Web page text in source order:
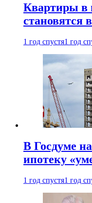
Квартиры в
становятся
1 год спустя1 год
В Госдуме
ипотеку
1 год спустя1 год